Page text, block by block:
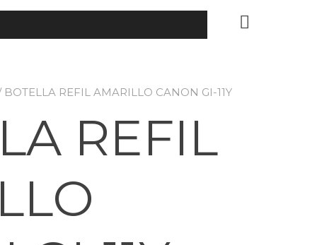
REFIL AMARILLO CANON GI-11Y
REFIL